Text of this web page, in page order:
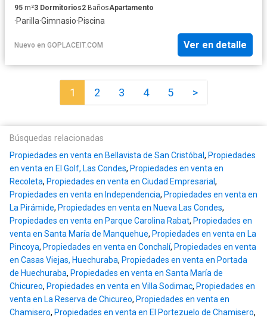
95 m²3 Dormitorios2 BañosApartamento
·Parilla·Gimnasio·Piscina
Nuevo en GOPLACEIT.COM Ver en detalle
1 2 3 4 5 >
Búsquedas relacionadas
Propiedades en venta en Bellavista de San Cristóbal, Propiedades
en venta en El Golf, Las Condes, Propiedades en venta en
Recoleta, Propiedades en venta en Ciudad Empresarial,
Propiedades en venta en Independencia, Propiedades en venta en
La Pirámide, Propiedades en venta en Nueva Las Condes,
Propiedades en venta en Parque Carolina Rabat, Propiedades en
venta en Santa María de Manquehue, Propiedades en venta en La
Pincoya, Propiedades en venta en Conchalí, Propiedades en venta
en Casas Viejas, Huechuraba, Propiedades en venta en Portada
de Huechuraba, Propiedades en venta en Santa María de
Chicureo, Propiedades en venta en Villa Sodimac, Propiedades en
venta en La Reserva de Chicureo, Propiedades en venta en
Chamisero, Propiedades en venta en El Portezuelo de Chamisero,